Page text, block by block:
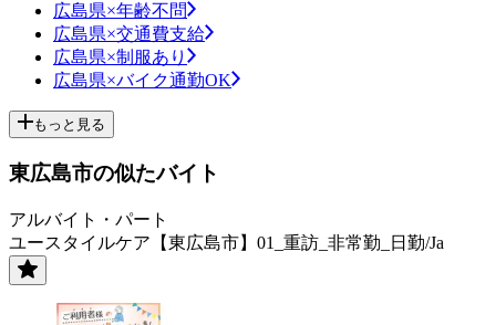
広島県×年齢不問
広島県×交通費支給
広島県×制服あり
広島県×バイク通勤OK
もっと見る
東広島市の似たバイト
アルバイト・パート
ユースタイルケア【東広島市】01_重訪_非常勤_日勤/Ja